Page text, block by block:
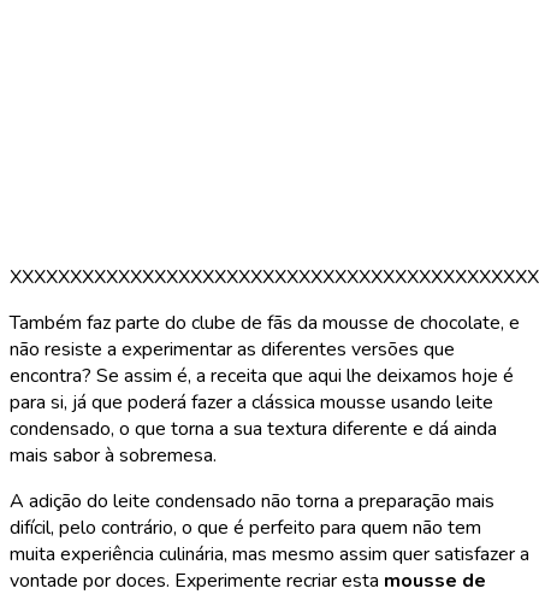
Também faz parte do clube de fãs da mousse de chocolate, e
não resiste a experimentar as diferentes versões que
encontra? Se assim é, a receita que aqui lhe deixamos hoje é
para si, já que poderá fazer a clássica mousse usando leite
condensado, o que torna a sua textura diferente e dá ainda
mais sabor à sobremesa.
A adição do leite condensado não torna a preparação mais
difícil, pelo contrário, o que é perfeito para quem não tem
muita experiência culinária, mas mesmo assim quer satisfazer a
vontade por doces. Experimente recriar esta mousse de